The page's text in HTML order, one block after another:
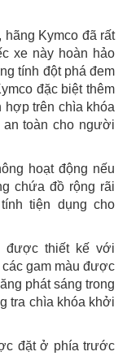
hãng Kymco đã rất
xe này hoàn hảo
tính đột phá đem
đặc biệt thêm
hợp trên chìa khóa
an toàn cho người
hoạt động nếu
chứa đồ rộng rãi
tiện dụng cho
được thiết kế với
gam màu được
phát sáng trong
tra chìa khóa khởi
đặt ở phía trước